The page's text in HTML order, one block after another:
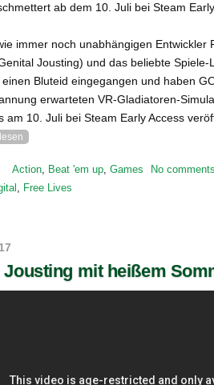
ab dem 10. Juli bei Steam
immer noch unabhängigen Entwickler
Jousting) und das beliebte Spiele-
Bluteid eingegangen und haben
erwarteten VR-Gladiatoren-
am 10. Juli bei Steam Early Access
Action Beat 'em up Games No comments
Free Lives
Jousting mit heißem